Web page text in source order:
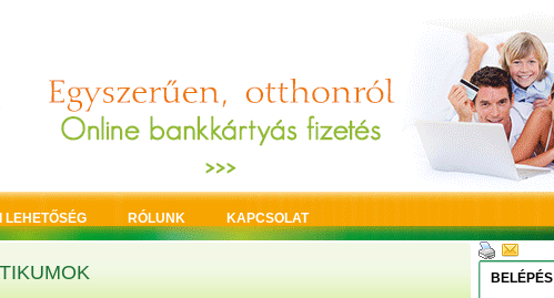
LEHETŐSÉG RÓLUNK KAPCSOLAT
BELÉPÉS